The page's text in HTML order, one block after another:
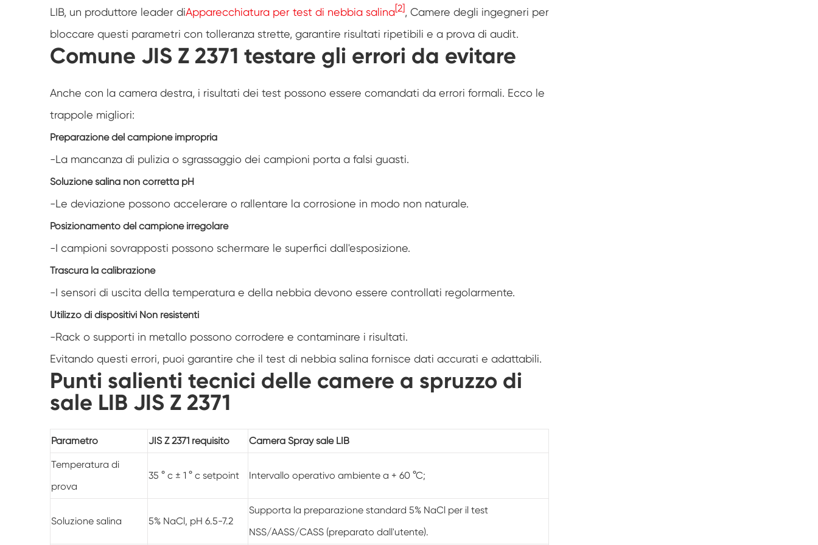
Camera di prova ambientale dell'umidità
Camera di abuso termico
Camera di prova della temperatura e
dell'umidità
Camera di umidità
temperatura negativa
Camera di calore umida
Dispositivi di test per pannelli fotovoltaici
Camera del clima freddo
Camera di prova per il degrado fotovoltaico
Camera di condizionamento
LIB, un produttore leader diApparecchiatura per test di nebbia salina[2], Camere degli ingegneri per
bloccare questi parametri con tolleranza strette, garantire risultati ripetibili e a prova di audit.
Comune JIS Z 2371 testare gli errori da evitare
Anche con la camera destra, i risultati dei test possono essere comandati da errori formali. Ecco le
trappole migliori:
Preparazione del campione impropria
-La mancanza di pulizia o sgrassaggio dei campioni porta a falsi guasti.
Soluzione salina non corretta pH
-Le deviazione possono accelerare o rallentare la corrosione in modo non naturale.
Posizionamento del campione irregolare
-I campioni sovrapposti possono schermare le superfici dall'esposizione.
Trascura la calibrazione
-I sensori di uscita della temperatura e della nebbia devono essere controllati regolarmente.
Utilizzo di dispositivi Non resistenti
-Rack o supporti in metallo possono corrodere e contaminare i risultati.
Evitando questi errori, puoi garantire che il test di nebbia salina fornisce dati accurati e adattabili.
Punti salienti tecnici delle camere a spruzzo di
sale LIB JIS Z 2371
Parametro JIS Z 2371 requisito Camera Spray sale LIB
Temperatura di
prova
35 ° c ± 1 ° c setpoint Intervallo operativo ambiente a + 60 °C;
Soluzione salina 5% NaCl, pH 6.5-7.2
Supporta la preparazione standard 5% NaCl per il test
NSS/AASS/CASS (preparato dall'utente).